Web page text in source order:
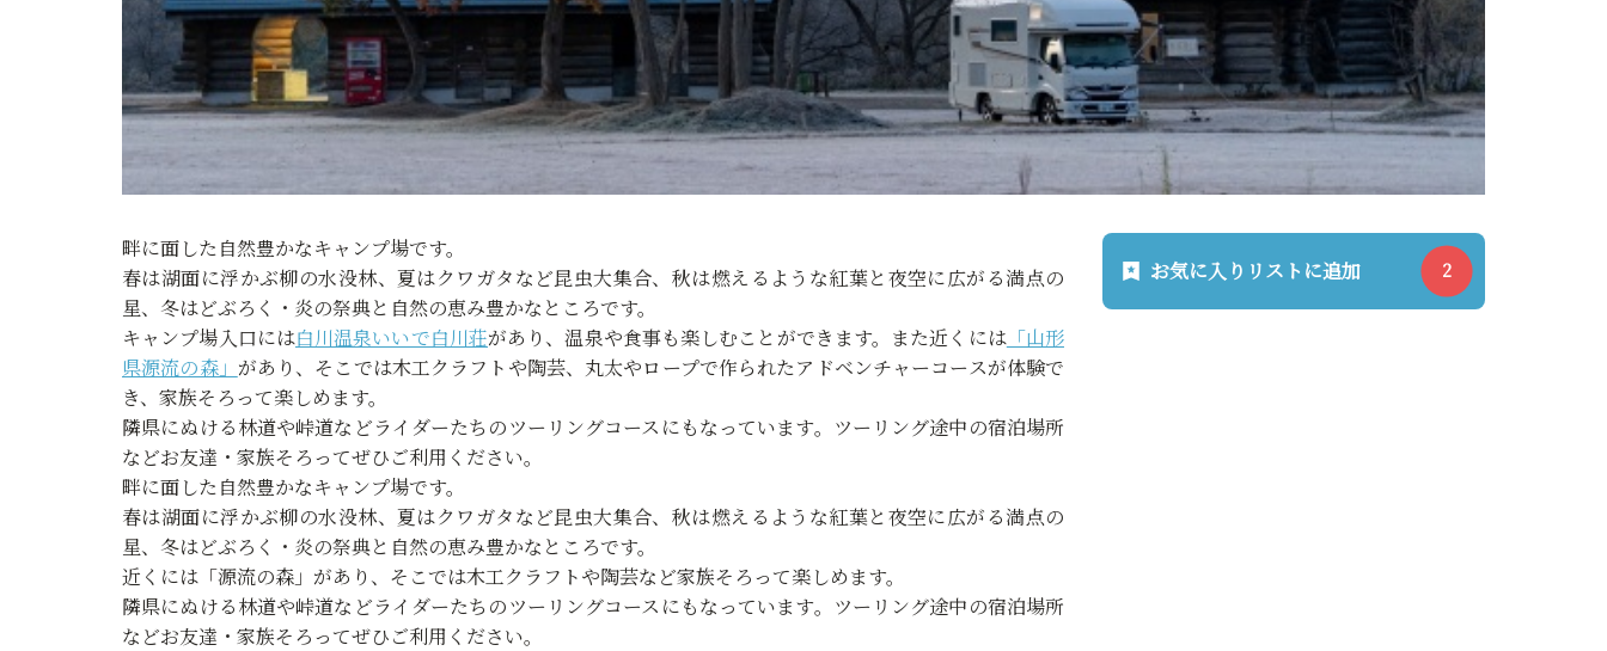
畔に面した自然豊かなキャンプ場です。
春は湖面に浮かぶ柳の水没林、夏はクワガタなど昆虫大集合、秋は燃えるような紅葉と夜空に広がる満点の
星、冬はどぶろく・炎の祭典と自然の恵み豊かなところです。
キャンプ場入口には白川温泉いいで白川荘があり、温泉や食事も楽しむことができます。また近くには「山形
県源流の森」 があり、そこでは木工クラフトや陶芸、丸太やロープで作られたアドベンチャーコースが体験で
き、家族そろって楽しめます。
隣県にぬける林道や峠道などライダーたちのツーリングコースにもなっています。ツーリング途中の宿泊場所
などお友達・家族そろってぜひご利用ください。
畔に面した自然豊かなキャンプ場です。
春は湖面に浮かぶ柳の水没林、夏はクワガタなど昆虫大集合、秋は燃えるような紅葉と夜空に広がる満点の
星、冬はどぶろく・炎の祭典と自然の恵み豊かなところです。
近くには「源流の森」があり、そこでは木工クラフトや陶芸など家族そろって楽しめます。
隣県にぬける林道や峠道などライダーたちのツーリングコースにもなっています。ツーリング途中の宿泊場所
などお友達・家族そろってぜひご利用ください。
お気に入りリストに追加